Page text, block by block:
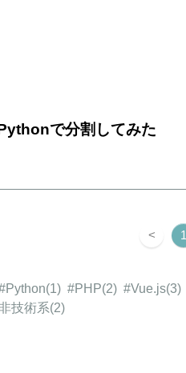
で分割してみた
< 1
(1) #PHP(2) #Vue.js(3)
技術系(2)